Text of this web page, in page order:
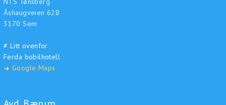
Åshaugveien 62B
3170 Sem
# Litt ovenfor
Ferda bobilhotell
➜ Google Maps